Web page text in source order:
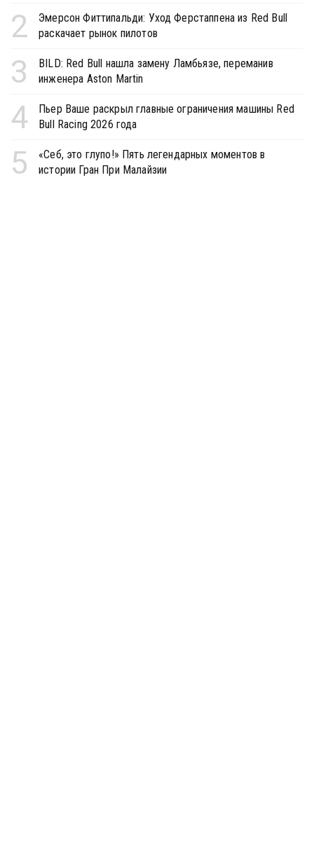
2
Эмерсон Фиттипальди: Уход Ферстаппена из Red Bull
раскачает рынок пилотов
3
BILD: Red Bull нашла замену Ламбьязе, переманив
инженера Aston Martin
4
Пьер Ваше раскрыл главные ограничения машины Red
Bull Racing 2026 года
5
«Себ, это глупо!» Пять легендарных моментов в
истории Гран При Малайзии